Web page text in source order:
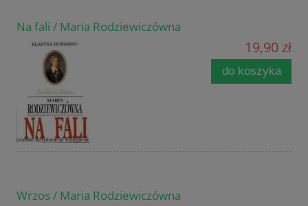
Na fali / Maria Rodziewiczówna
19,90 zł
do koszyka
Wrzos / Maria Rodziewiczówna